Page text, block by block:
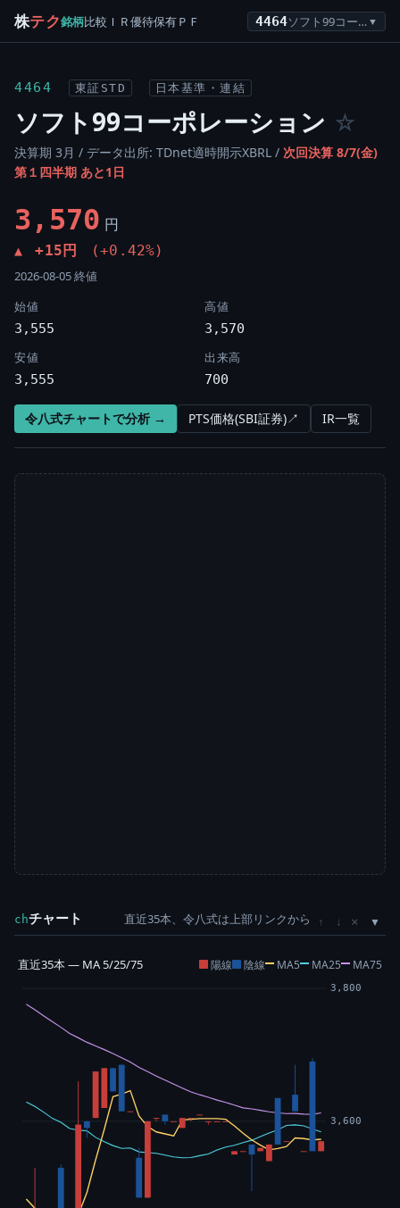
株テク銘柄比較 ＩＲ優待保有ＰＦ 4464 ソフト99コーポレーション ▼
4464 東証STD 日本基準・連結
ソフト99コーポレーション ☆
決算期 3月 / データ出所: TDnet適時開示XBRL / 次回決算 8/7(金)
第１四半期 あと1日
3,570 円
▲ +15円 (+0.42%)
2026-08-05 終値
始値
3,555
高値
3,570
安値
3,555
出来高
700
令八式チャートで分析 → PTS価格(SBI証券)↗ IR一覧
chチャート 直近35本、令八式は上部リンクから ↑ ↓ ×
直近35本 — MA 5/25/75 陽線 陰線 MA5 MA25 MA75
3,600
3,800